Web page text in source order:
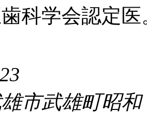
科学会認定
市武雄町昭